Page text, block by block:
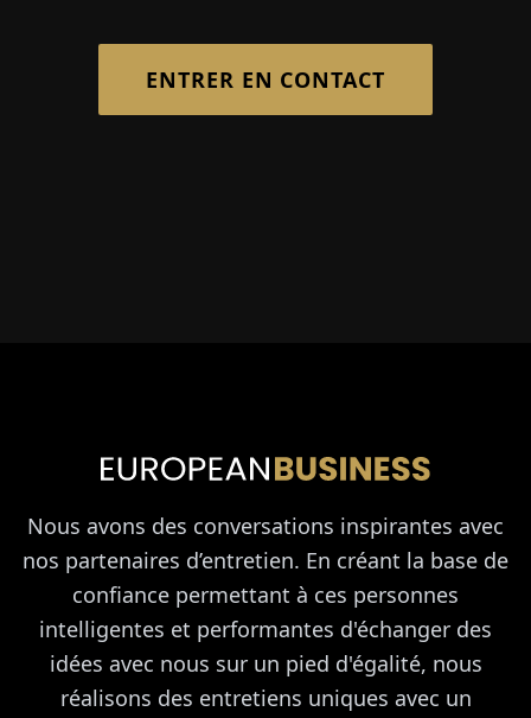
ENTRER EN CONTACT
Nous avons des conversations inspirantes avec
nos partenaires d’entretien. En créant la base de
confiance permettant à ces personnes
intelligentes et performantes d'échanger des
idées avec nous sur un pied d'égalité, nous
réalisons des entretiens uniques avec un